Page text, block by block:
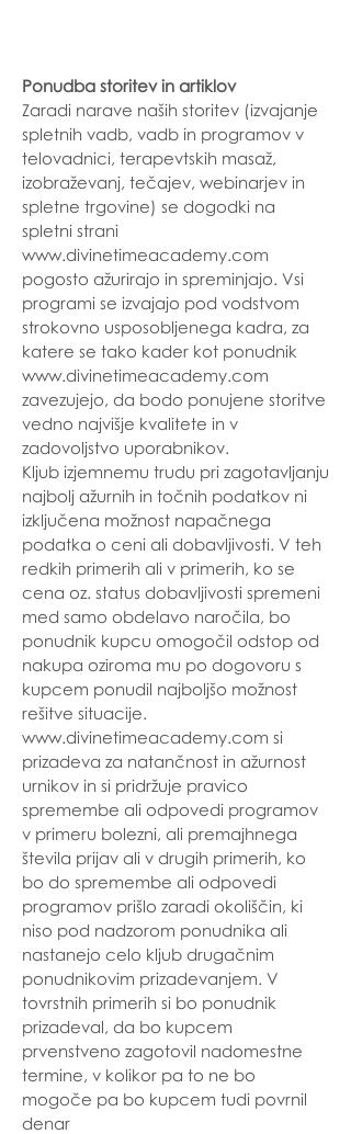
Ponudba storitev in artiklov
Zaradi narave naših storitev (izvajanje
spletnih vadb, vadb in programov v
telovadnici, terapevtskih masaž,
izobraževanj, tečajev, webinarjev in
spletne trgovine) se dogodki na
spletni strani
www.divinetimeacademy.com
pogosto ažurirajo in spreminjajo. Vsi
programi se izvajajo pod vodstvom
strokovno usposobljenega kadra, za
katere se tako kader kot ponudnik
www.divinetimeacademy.com
zavezujejo, da bodo ponujene storitve
vedno najvišje kvalitete in v
zadovoljstvo uporabnikov.
Kljub izjemnemu trudu pri zagotavljanju
najbolj ažurnih in točnih podatkov ni
izključena možnost napačnega
podatka o ceni ali dobavljivosti. V teh
redkih primerih ali v primerih, ko se
cena oz. status dobavljivosti spremeni
med samo obdelavo naročila, bo
ponudnik kupcu omogočil odstop od
nakupa oziroma mu po dogovoru s
kupcem ponudil najboljšo možnost
rešitve situacije.
www.divinetimeacademy.com si
prizadeva za natančnost in ažurnost
urnikov in si pridržuje pravico
spremembe ali odpovedi programov
v primeru bolezni, ali premajhnega
števila prijav ali v drugih primerih, ko
bo do spremembe ali odpovedi
programov prišlo zaradi okoliščin, ki
niso pod nadzorom ponudnika ali
nastanejo celo kljub drugačnim
ponudnikovim prizadevanjem. V
tovrstnih primerih si bo ponudnik
prizadeval, da bo kupcem
prvenstveno zagotovil nadomestne
termine, v kolikor pa to ne bo
mogoče pa bo kupcem tudi povrnil
denar